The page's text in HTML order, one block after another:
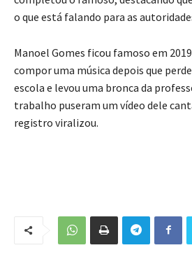
o que está falando para as
Manoel Gomes ficou famoso em
compor uma música depois que
escola e levou uma bronca da
trabalho puseram um vídeo dele
registro viralizou.